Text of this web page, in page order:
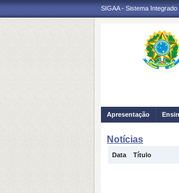
SIGAA - Sistema
Apresentação
Notícias
Data Título